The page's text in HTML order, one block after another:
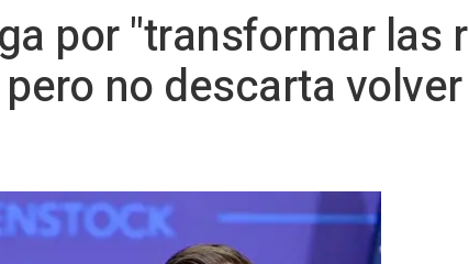
por "transformar las
no descarta